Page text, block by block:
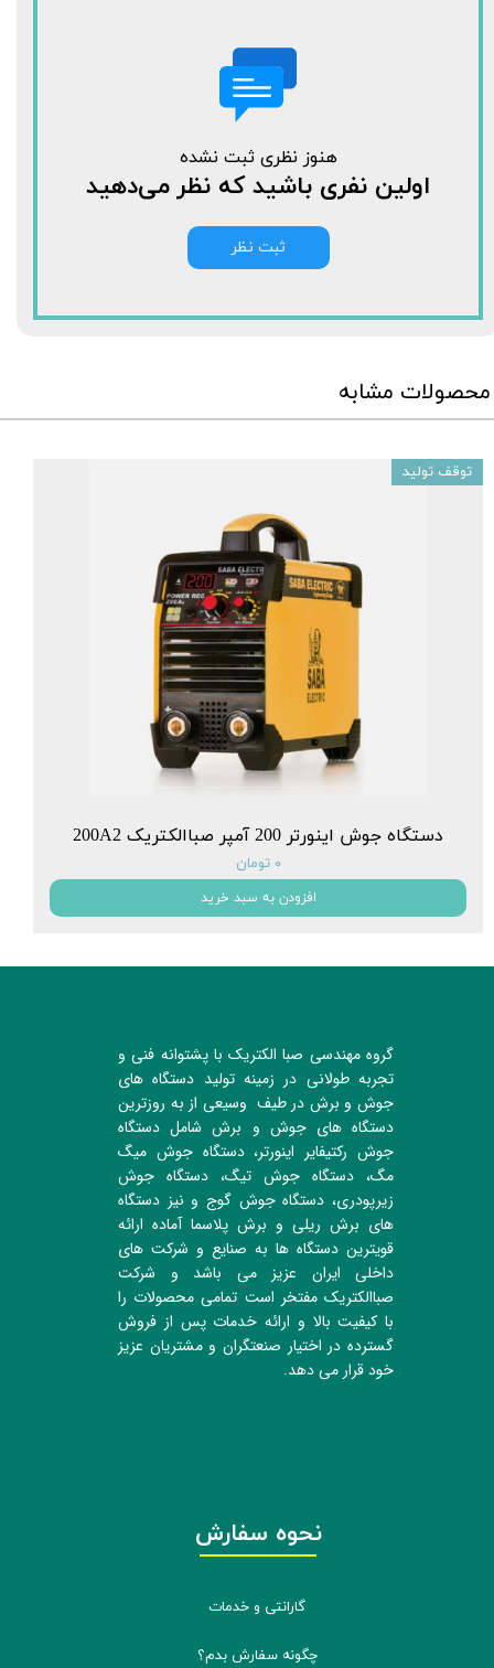
هنوز نظری ثبت نشده
اولین نفری باشید که نظر می‌دهید
ثبت نظر
محصولات مشابه
دستگاه جوش اینورتر 200 آمپر صباالکتریک 200A2
۰ تومان
افزودن به سبد خرید
توقف تولید
گروه مهندسی صبا الکتریک با پشتوانه فنی و
تجربه طولانی در زمینه تولید دستگاه های
جوش و برش در طیف وسیعی از به روزترین
دستگاه های جوش و برش شامل دستگاه
جوش رکتیفایر اینورتر، دستگاه جوش میگ
مگ، دستگاه جوش تیگ، دستگاه جوش
زیرپودری، دستگاه جوش گوج و نیز دستگاه
های برش ریلی و برش پلاسما آماده ارائه
قویترین دستگاه ها به صنایع و شرکت های
داخلی ایران عزیز می باشد و شرکت
صباالکتریک مفتخر است تمامی محصولات را
با کیفیت بالا و ارائه خدمات پس از فروش
گسترده در اختیار صنعتگران و مشتریان عزیز
خود قرار می دهد.
نحوه سفارش
گارانتی و خدمات
چگونه سفارش بدم؟